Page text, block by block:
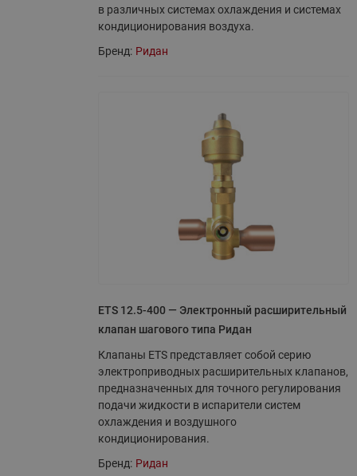
в различных системах охлаждения и системах
кондиционирования воздуха.
Бренд: Ридан
ETS 12.5-400 — Электронный расширительный
клапан шагового типа Ридан
Клапаны ETS представляет собой серию
электроприводных расширительных клапанов,
предназначенных для точного регулирования
подачи жидкости в испарители систем
охлаждения и воздушного
кондиционирования.
Бренд: Ридан